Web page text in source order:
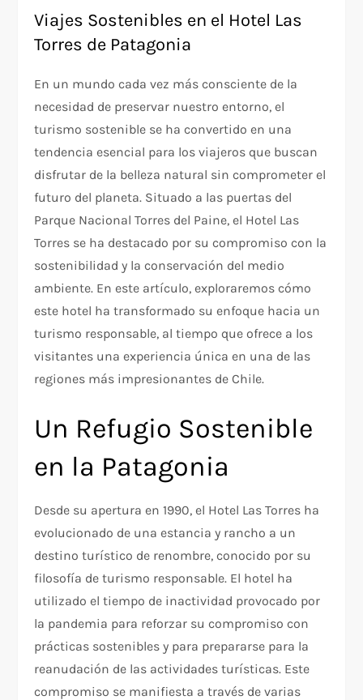
Viajes Sostenibles en el Hotel Las
Torres de Patagonia
En un mundo cada vez más consciente de la
necesidad de preservar nuestro entorno, el
turismo sostenible se ha convertido en una
tendencia esencial para los viajeros que buscan
disfrutar de la belleza natural sin comprometer el
futuro del planeta. Situado a las puertas del
Parque Nacional Torres del Paine, el Hotel Las
Torres se ha destacado por su compromiso con la
sostenibilidad y la conservación del medio
ambiente. En este artículo, exploraremos cómo
este hotel ha transformado su enfoque hacia un
turismo responsable, al tiempo que ofrece a los
visitantes una experiencia única en una de las
regiones más impresionantes de Chile.
Un Refugio Sostenible
en la Patagonia
Desde su apertura en 1990, el Hotel Las Torres ha
evolucionado de una estancia y rancho a un
destino turístico de renombre, conocido por su
filosofía de turismo responsable. El hotel ha
utilizado el tiempo de inactividad provocado por
la pandemia para reforzar su compromiso con
prácticas sostenibles y para prepararse para la
reanudación de las actividades turísticas. Este
compromiso se manifiesta a través de varias